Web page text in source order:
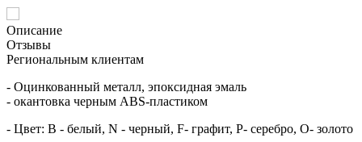
Описание
Отзывы
Региональным клиентам
- Оцинкованный металл, эпоксидная эмаль
- окантовка черным ABS-пластиком
- Цвет: В - белый, N - черный, F- графит, P- серебро, О- золото